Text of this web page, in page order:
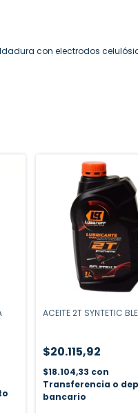
con electrodos
ACEITE 2T SYNTETIC
$20.115,92
$18.104,33 con
Transferencia o
bancario